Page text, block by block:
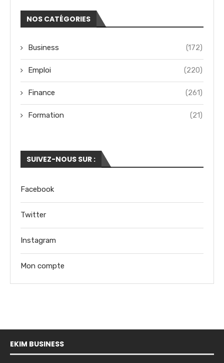
NOS CATÉGORIES
Business (172)
Emploi (220)
Finance (261)
Formation (21)
SUIVEZ-NOUS SUR :
Facebook
Twitter
Instagram
Mon compte
EKIM BUSINESS